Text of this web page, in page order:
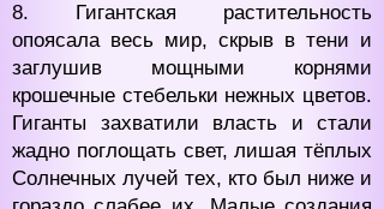
8. Гигантская растительность
опоясала весь мир, скрыв в тени и
заглушив мощными корнями
крошечные стебельки нежных цветов.
Гиганты захватили власть и стали
жадно поглощать свет, лишая тёплых
Солнечных лучей тех, кто был ниже и